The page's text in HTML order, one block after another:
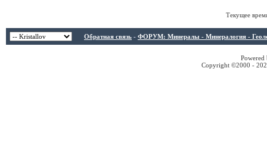
Текущее
Обратная связь - ФОРУМ: Минералы - Минералогия -
Copyright ©2000 -